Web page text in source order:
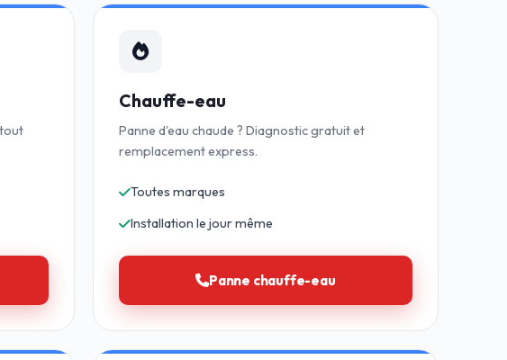
Chauffe-eau
Panne d'eau chaude ? Diagnostic gratuit et
remplacement express.
Toutes marques
Installation le jour même
Panne chauffe-eau